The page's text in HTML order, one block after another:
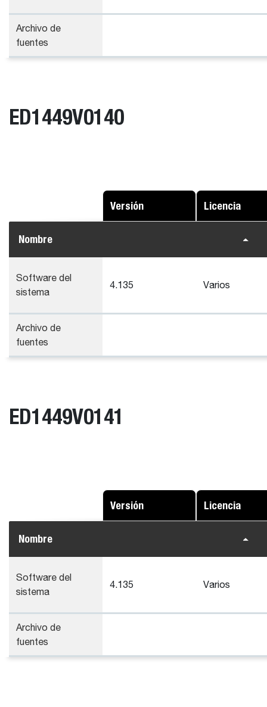
Archivo de
fuentes
ED1449V0140
Versión Licencia
Nombre
Software del
sistema
4.135 Varios
Archivo de
fuentes
ED1449V0141
Versión Licencia
Nombre
Software del
sistema
4.135 Varios
Archivo de
fuentes